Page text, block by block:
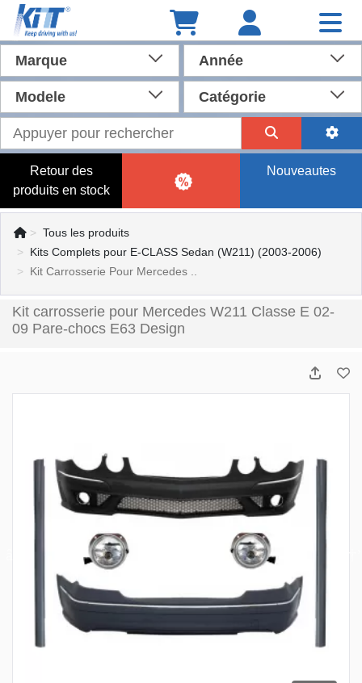
Marque Année
Modele Catégorie
Retour des
produits en stock
Nouveautes
Tous les produits
Kits Complets pour E-CLASS Sedan (W211) (2003-2006)
Kit Carrosserie Pour Mercedes ..
Kit carrosserie pour Mercedes W211 Classe E 02-
09 Pare-chocs E63 Design